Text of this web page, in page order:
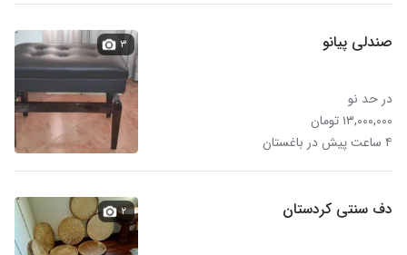
صندلی پیانو
در حد نو
۱۳,۰۰۰,۰۰۰ تومان
۴ ساعت پیش در باغستان
۳
دف سنتی کردستان ۲